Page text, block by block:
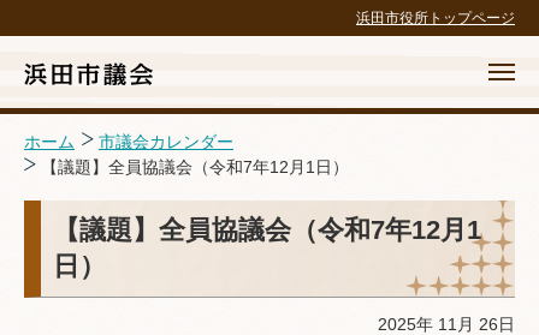
浜田市役所トップページ
ホーム
議会の概要
ホーム
市議会カレンダー
【議題】全員協議会（令和7年12月1日）
【議題】全員協議会（令和7年12月1
日）
2025年 11月 26日